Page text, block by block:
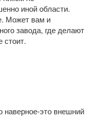
иной области.
Может вам и
завода, где делают
стоит.
наверное-это внешний